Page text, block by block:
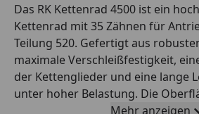
Das RK Kettenrad 4500 ist ein
Kettenrad mit 35 Zähnen für
Teilung 520. Gefertigt aus
maximale Verschleißfestigkeit,
der Kettenglieder und eine lange
unter hoher Belastung. Die
garantiert einen wirksamen
Mehr anzeigen